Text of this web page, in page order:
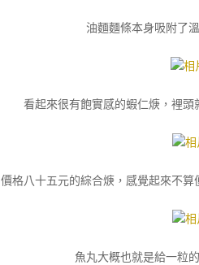
油麵麵條本身吸附了
看起來很有飽實感的蝦仁焿，裡頭
價格八十五元的綜合焿，感覺起來不
魚丸大概也就是給一粒